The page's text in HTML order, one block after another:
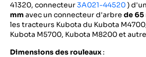
41320, connecteur3A021-44520)
mm avec un connecteur d'arbre de 65
les tracteurs Kubota du Kubota
Kubota M5700, Kubota M8200 et
Dimensions des rouleaux :